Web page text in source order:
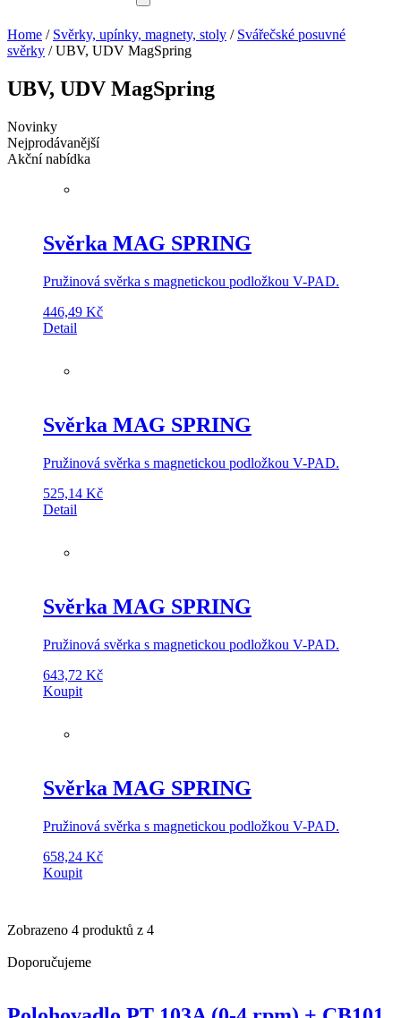
Home / Svěrky, upínky, magnety, stoly / Svářečské posuvné
svěrky / UBV, UDV MagSpring
UBV, UDV MagSpring
Novinky
Nejprodávanější
Akční nabídka
Svěrka MAG SPRING
Pružinová svěrka s magnetickou podložkou V-PAD.
446,49 Kč
Detail
Svěrka MAG SPRING
Pružinová svěrka s magnetickou podložkou V-PAD.
525,14 Kč
Detail
Svěrka MAG SPRING
Pružinová svěrka s magnetickou podložkou V-PAD.
643,72 Kč
Koupit
Svěrka MAG SPRING
Pružinová svěrka s magnetickou podložkou V-PAD.
658,24 Kč
Koupit
Zobrazeno 4 produktů z 4
Doporučujeme